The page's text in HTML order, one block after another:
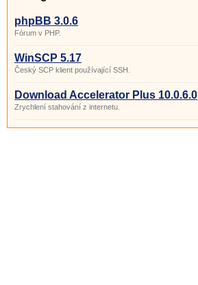
phpBB 3.0.6
Fórum v PHP.
WinSCP 5.17
Český SCP klient používající SSH.
Download Accelerator Plus 10.0.6.0
Zrychlení stahování z internetu.